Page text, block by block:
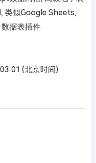
类似Google Sheets,
据表插件
(北京时间)